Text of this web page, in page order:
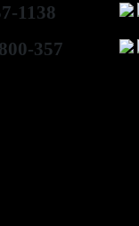
1138
357